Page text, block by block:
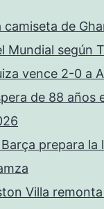
camiseta de
Mundial según
vence 2-0 a
de 88 años
Barça prepara la
Villa